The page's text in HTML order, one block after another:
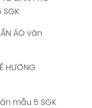
SGK
ÁO văn
HƯƠNG
mẫu 5 SGK